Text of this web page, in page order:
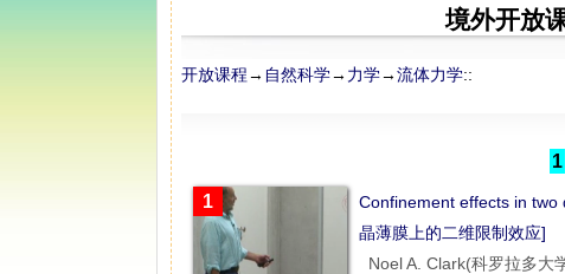
境外开放
开放课程→ 自然科学→ 力学→流体力学::
1
1
Confinement effects in two
晶薄膜上的二维限制效应]
Noel A. Clark(科罗拉多大